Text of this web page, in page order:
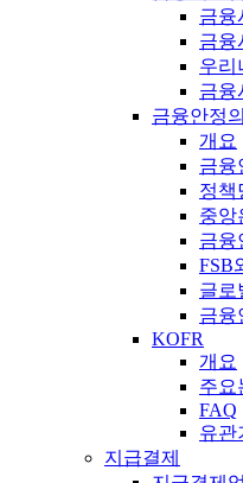
금융
금융
우리
금융
금융안정
개요
금융
정책
중앙
금융
FSB
글로
금융
KOFR
개요
주요
FAQ
유관
지급결제